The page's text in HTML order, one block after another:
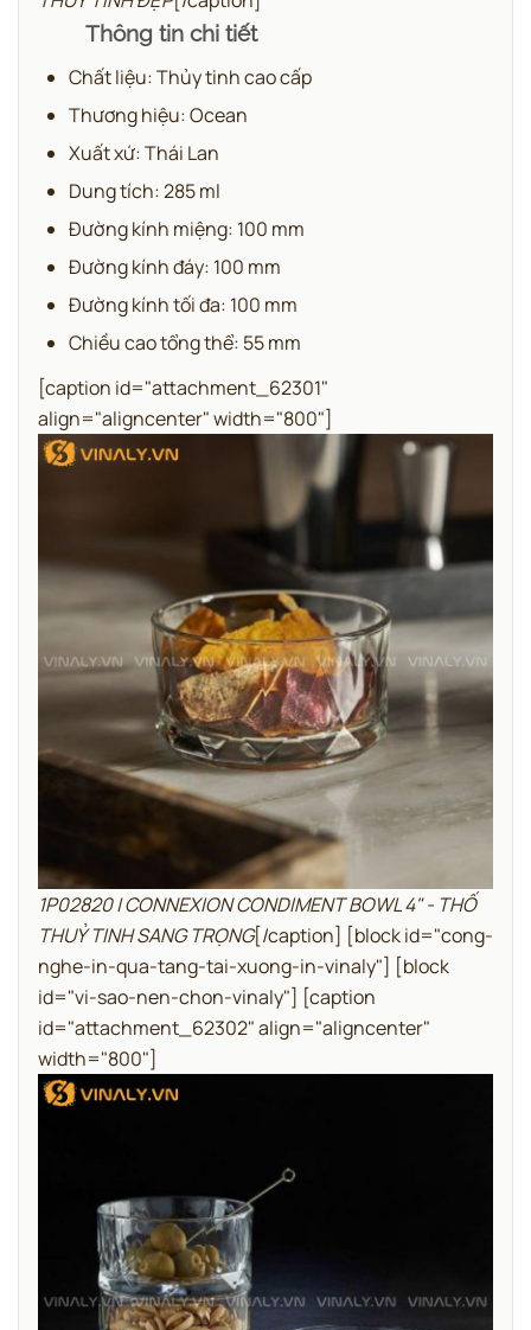
Thông tin chi tiết
Chất liệu: Thủy tinh cao cấp
Thương hiệu: Ocean
Xuất xứ: Thái Lan
Dung tích: 285 ml
Đường kính miệng: 100 mm
Đường kính đáy: 100 mm
Đường kính tối đa: 100 mm
Chiều cao tổng thể: 55 mm
[caption id="attachment_62301"
align="aligncenter" width="800"]
1P02820 | CONNEXION CONDIMENT BOWL 4" - THỐ
THUỶ TINH SANG TRỌNG[/caption] [block id="cong-
nghe-in-qua-tang-tai-xuong-in-vinaly"] [block
id="vi-sao-nen-chon-vinaly"] [caption
id="attachment_62302" align="aligncenter"
width="800"]